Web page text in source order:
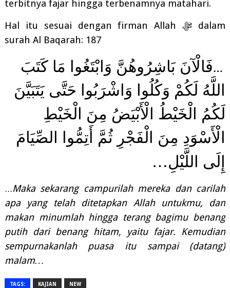
terbitnya fajar hingga terbenamnya matahari.
Hal itu sesuai dengan firman Allahﷻ
dalam
surah Al Baqarah: 187
…فَالْآنَ بَاشِرُوهُنَّ وَابْتَغُوا مَا كَتَبَ
اللَّهُ لَكُمْ وَكُلُوا وَاشْرَبُوا حَتَّى يَتَبَيَّنَ
لَكُمُ الْخَيْطُ الْأَبْيَضُ مِنَ الْخَيْطِ
الْأَسْوَدِ مِنَ الْفَجْرِ ثُمَّ أَتِمُّوا الصِّيَامَ
إِلَى اللَّيْلِ…
…Maka sekarang campurilah mereka dan carilah
apa yang telah ditetapkan Allah untukmu, dan
makan minumlah hingga terang bagimu benang
putih dari benang hitam, yaitu fajar. Kemudian
sempurnakanlah puasa itu sampai (datang)
malam…
TAGS: KAJIAN NEW